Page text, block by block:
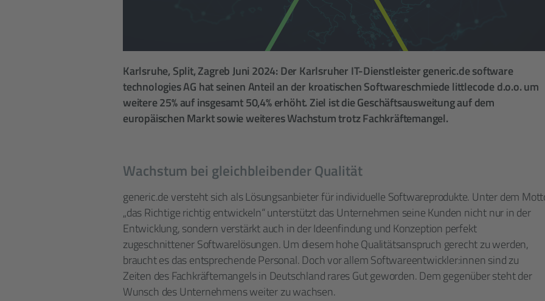
Karlsruhe, Split, Zagreb Juni 2024: Der Karlsruher IT-Dienstleister generic.de software
technologies AG hat seinen Anteil an der kroatischen Softwareschmiede littlecode d.o.o. um
weitere 25% auf insgesamt 50,4% erhöht. Ziel ist die Geschäftsausweitung auf dem
europäischen Markt sowie weiteres Wachstum trotz Fachkräftemangel.
Wachstum bei gleichbleibender Qualität
generic.de versteht sich als Lösungsanbieter für individuelle Softwareprodukte. Unter dem
„das Richtige richtig entwickeln“ unterstützt das Unternehmen seine Kunden nicht nur in der
Entwicklung, sondern verstärkt auch in der Ideenfindung und Konzeption perfekt
zugeschnittener Softwarelösungen. Um diesem hohe Qualitätsanspruch gerecht zu werden,
braucht es das entsprechende Personal. Doch vor allem Softwareentwickler:innen sind zu
Zeiten des Fachkräftemangels in Deutschland rares Gut geworden. Dem gegenüber steht der
Wunsch des Unternehmens weiter zu wachsen.